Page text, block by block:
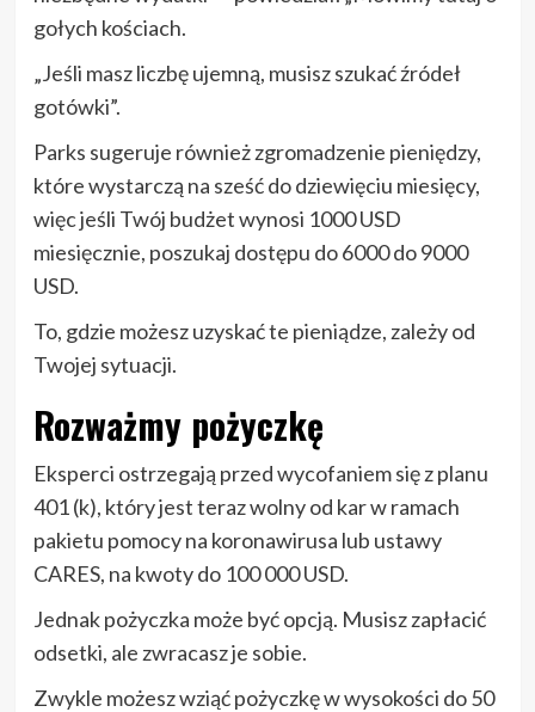
gołych kościach.
„Jeśli masz liczbę ujemną, musisz szukać źródeł
gotówki”.
Parks sugeruje również zgromadzenie pieniędzy,
które wystarczą na sześć do dziewięciu miesięcy,
więc jeśli Twój budżet wynosi 1000 USD
miesięcznie, poszukaj dostępu do 6000 do 9000
USD.
To, gdzie możesz uzyskać te pieniądze, zależy od
Twojej sytuacji.
Rozważmy pożyczkę
Eksperci ostrzegają przed wycofaniem się z planu
401 (k), który jest teraz wolny od kar w ramach
pakietu pomocy na koronawirusa lub ustawy
CARES, na kwoty do 100 000 USD.
Jednak pożyczka może być opcją. Musisz zapłacić
odsetki, ale zwracasz je sobie.
Zwykle możesz wziąć pożyczkę w wysokości do 50